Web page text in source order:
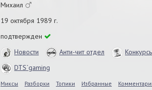
Михаил
19 октября 1989 г.
подтвержден
Новости Анти-чит отдел
DTS`gaming
Миксы Разборки Топики Избранные